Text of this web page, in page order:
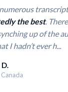
the best.
up of the
I hadn’t ever h...